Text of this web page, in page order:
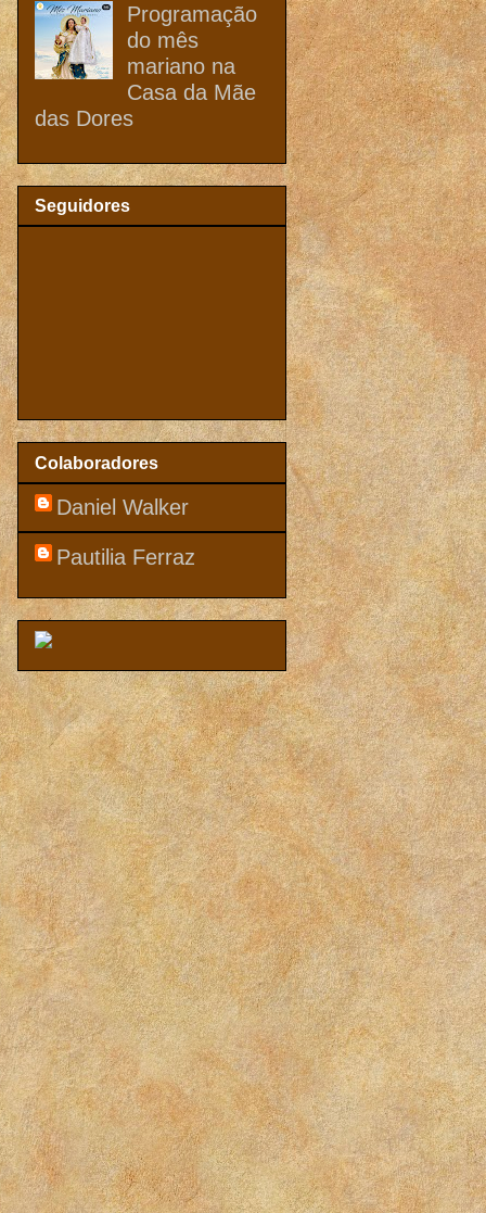
Programação
do mês
mariano na
Casa da Mãe
das Dores
Seguidores
Colaboradores
Daniel Walker
Pautilia Ferraz